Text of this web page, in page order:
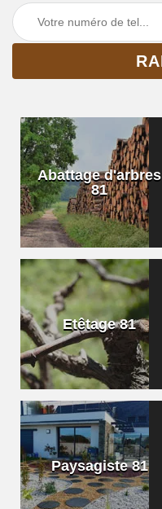
Abattage d'arbres
81
Etêtage 81
Paysagiste 81